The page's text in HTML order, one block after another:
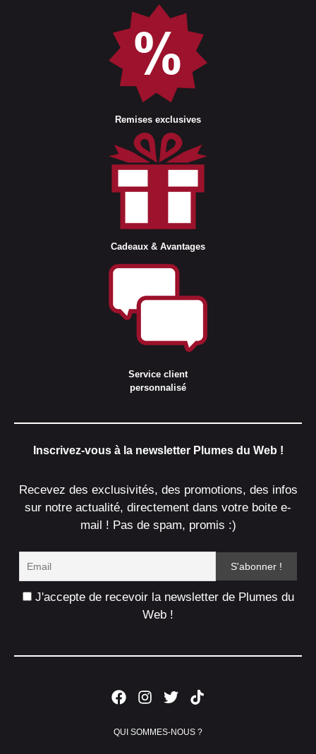
Remises exclusives
Cadeaux & Avantages
Service client
personnalisé
Inscrivez-vous à la newsletter Plumes du Web !
Recevez des exclusivités, des promotions, des infos
sur notre actualité, directement dans votre boite e-
mail ! Pas de spam, promis :)
J'accepte de recevoir la newsletter de Plumes du
Web !
QUI SOMMES-NOUS ?